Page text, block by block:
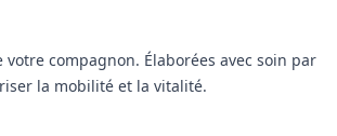
compagnon. Élaborées avec soin par
la mobilité et la vitalité.